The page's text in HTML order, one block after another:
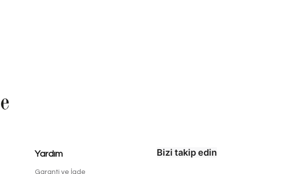
Yardım
Garanti ve İade
Bizi takip edin